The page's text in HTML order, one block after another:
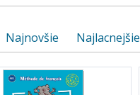
Najnovšie Najlacnejšie